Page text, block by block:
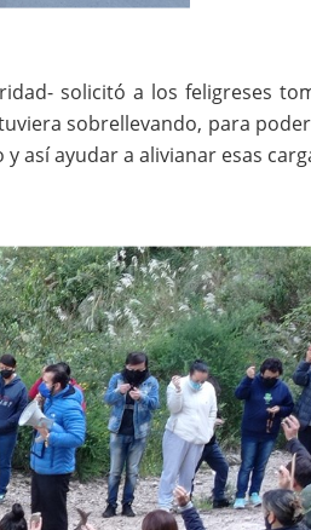
solicitó a los feligreses
sobrellevando, para
así ayudar a alivianar esas